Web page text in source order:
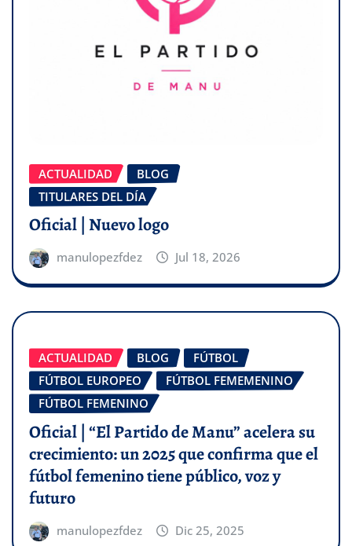
ACTUALIDAD
BLOG
TITULARES DEL DÍA
Oficial | Nuevo logo
manulopezfdez Jul 18, 2026
ACTUALIDAD BLOG
FÚTBOL
FÚTBOL EUROPEO
FÚTBOL FEMEMENINO
FÚTBOL FEMENINO
Oficial | “El Partido de Manu” acelera su
crecimiento: un 2025 que confirma que el
fútbol femenino tiene público, voz y
futuro
manulopezfdez Dic 25, 2025